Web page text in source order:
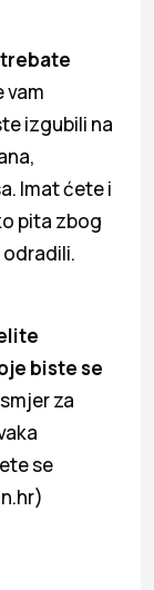
vam
izgubili na
Imat ćete i
pita zbog
biste se
za
se